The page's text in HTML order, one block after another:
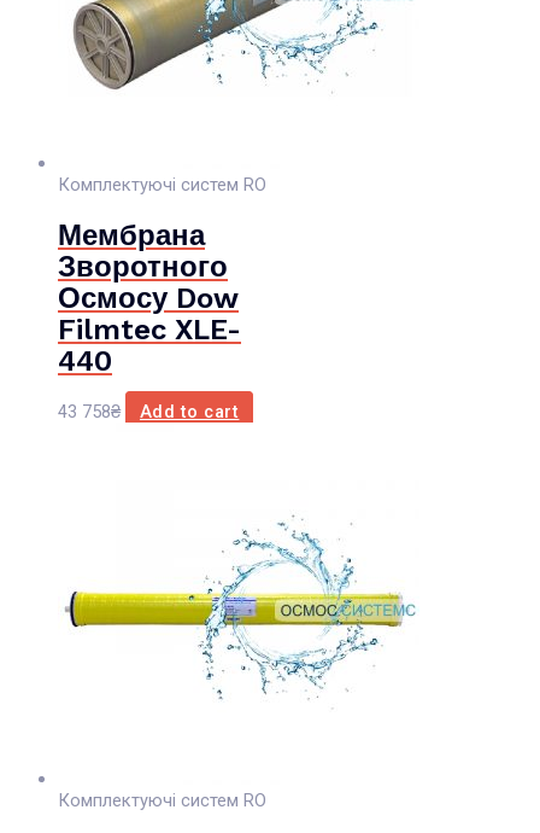
Комплектуючі систем RO
Мембрана
Зворотного
Осмосу Dow
Filmtec XLE-
440
43 758₴ Add to cart
Комплектуючі систем RO